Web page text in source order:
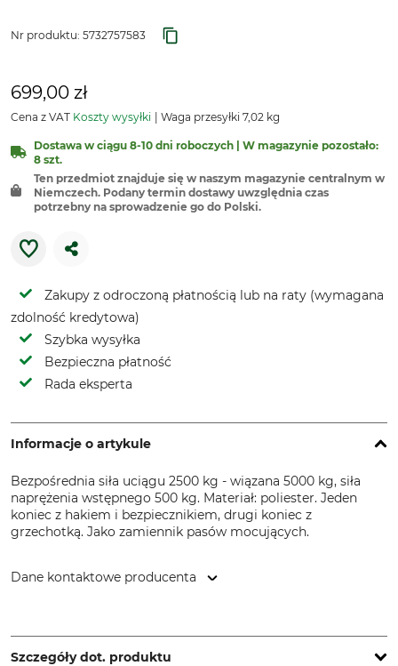
Nr produktu: 5732757583
699,00 zł
Cena z VAT Koszty wysyłki Waga przesyłki 7,02 kg
Dostawa w ciągu 8-10 dni roboczych | W magazynie pozostało:
8 szt.
Ten przedmiot znajduje się w naszym magazynie centralnym w
Niemczech. Podany termin dostawy uwzględnia czas
potrzebny na sprowadzenie go do Polski.
Zakupy z odroczoną płatnością lub na raty (wymagana
zdolność kredytowa)
Szybka wysyłka
Bezpieczna płatność
Rada eksperta
Informacje o artykule
Bezpośrednia siła uciągu 2500 kg - wiązana 5000 kg, siła
naprężenia wstępnego 500 kg. Materiał: poliester. Jeden
koniec z hakiem i bezpiecznikiem, drugi koniec z
grzechotką. Jako zamiennik pasów mocujących.
Dane kontaktowe producenta
www.hebela.de
Szczegóły dot. produktu